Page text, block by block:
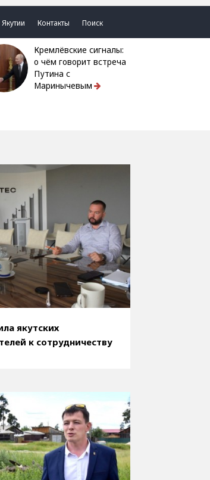
Контакты Поиск
Кремлёвские сигналы:
о чём говорит встреча
Путина с
Маринычевым
якутских
к сотрудничеству